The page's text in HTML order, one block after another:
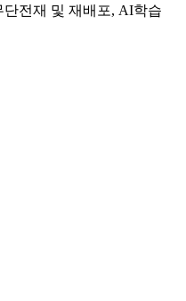
전재 및 재배포, AI학습